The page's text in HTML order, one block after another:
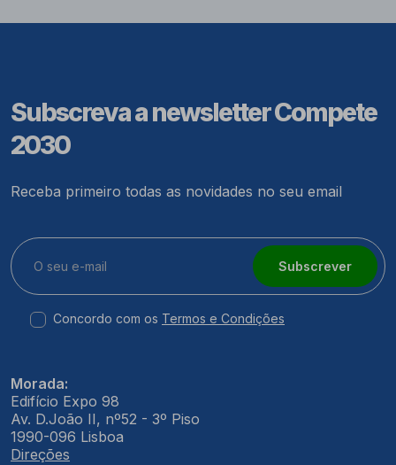
Subscreva a newsletter Compete
2030
Receba primeiro todas as novidades no seu email
Subscrever
Concordo com os Termos e Condições
Morada:
Edifício Expo 98
Av. D.João II, nº52 - 3º Piso
1990-096 Lisboa
Direções